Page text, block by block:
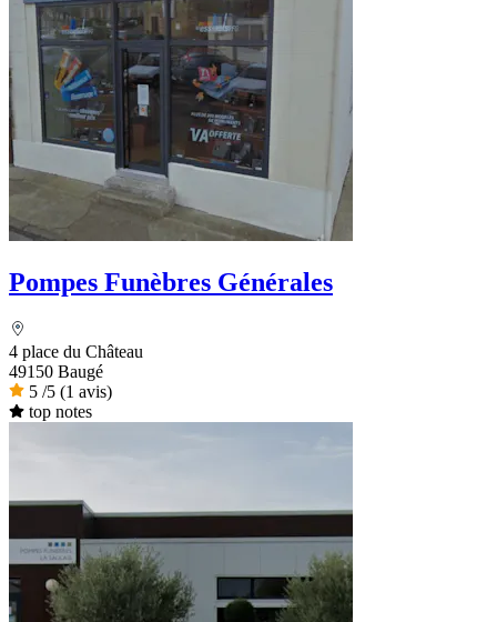
Pompes Funèbres Générales
4 place du Château
49150 Baugé
5 /5 (1 avis)
top notes